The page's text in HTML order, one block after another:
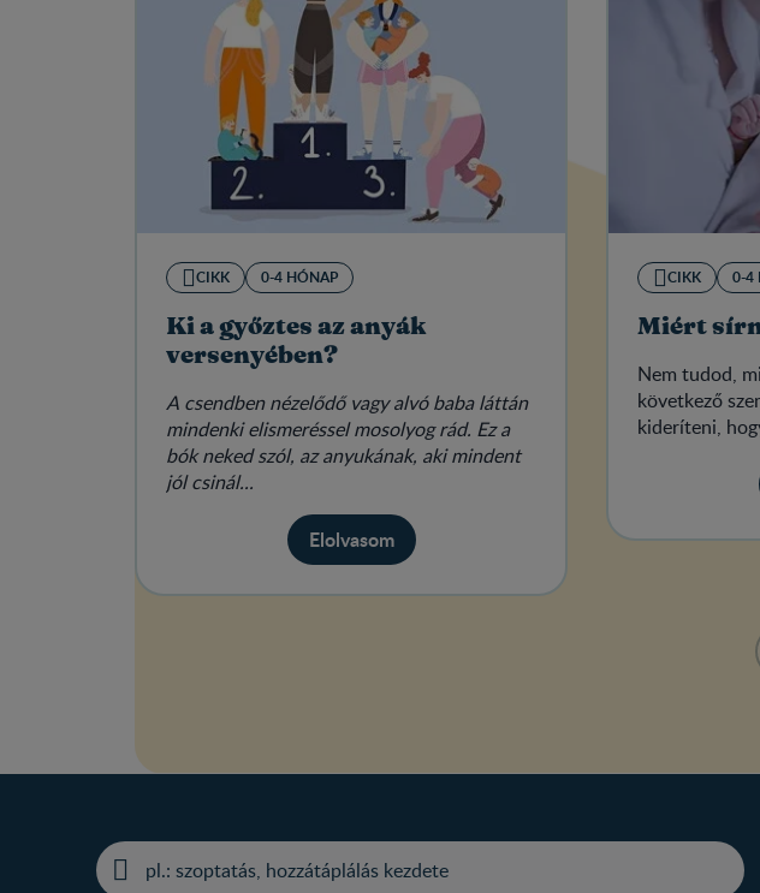
CIKK 0-4 HÓNAP
Ki a győztes az anyák
versenyében?
A csendben nézelődő vagy alvó baba láttán
mindenki elismeréssel mosolyog rád. Ez a
bók neked szól, az anyukának, aki mindent
jól csinál...
Elolvasom
CIKK 0-4
Miért
Nem tudod,
következő
kideríteni,